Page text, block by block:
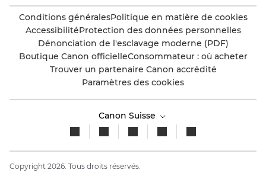
Conditions généralesPolitique en matière de cookies
AccessibilitéProtection des données personnelles
Dénonciation de l'esclavage moderne (PDF)
Boutique Canon officielleConsommateur : où acheter
Trouver un partenaire Canon accrédité
Paramètres des cookies
Canon Suisse
Copyright 2026. Tous droits réservés.